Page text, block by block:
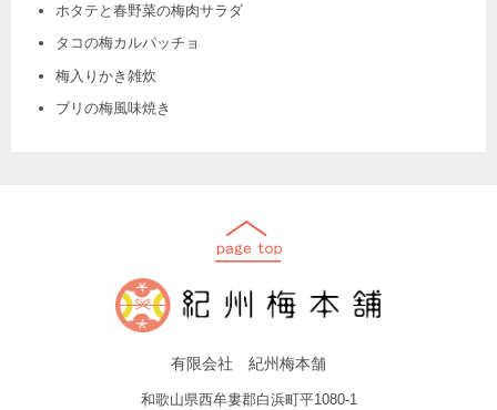
ホタテと春野菜の梅肉サラダ
タコの梅カルパッチョ
梅入りかき雑炊
ブリの梅風味焼き
有限会社 紀州梅本舗
和歌山県西牟婁郡白浜町平1080-1